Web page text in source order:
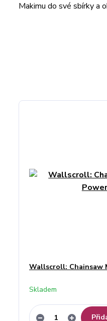
Makimu do své sbírky a
Wallscroll: Chainsaw
Skladem